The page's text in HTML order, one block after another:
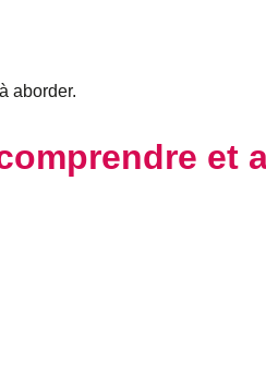
aborder.
et